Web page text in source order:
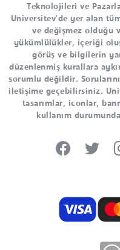
Teknolojileri ve
Universitev'de yer alan
ve değişmez olduğu
yükümlülükler, içeriği
görüş ve bilgilerin
düzenlenmiş kurallara
sorumlu değildir.
iletişime geçebilirsiniz.
tasarımlar, iconlar,
kullanım